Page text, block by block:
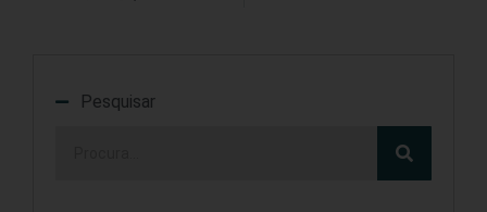
Pesquisar